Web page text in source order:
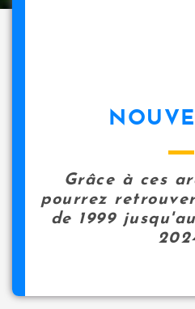
Grâce à ces
pourrez
de 1999